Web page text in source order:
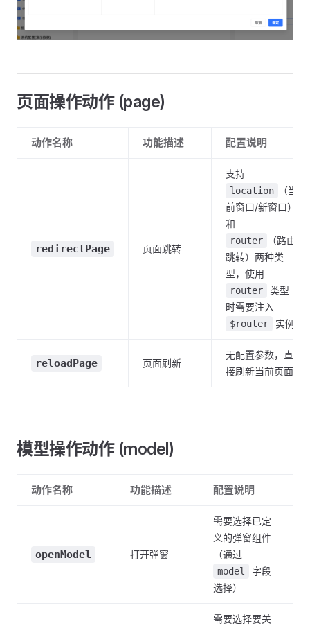
页面操作动作 (page)
动作名称 功能描述 配置说明
redirectPage 页面跳转
支持
location
（当
前窗口/新窗口）
和
router
（路由
跳转）两种类
型，使用
router
类型
时需要注入
$router 实例
reloadPage 页面刷新
无配置参数，直
接刷新当前页面
模型操作动作 (model)
动作名称 功能描述 配置说明
openModel 打开弹窗
需要选择已定
义的弹窗组件
（通过
model
字段
选择）
需要选择要关